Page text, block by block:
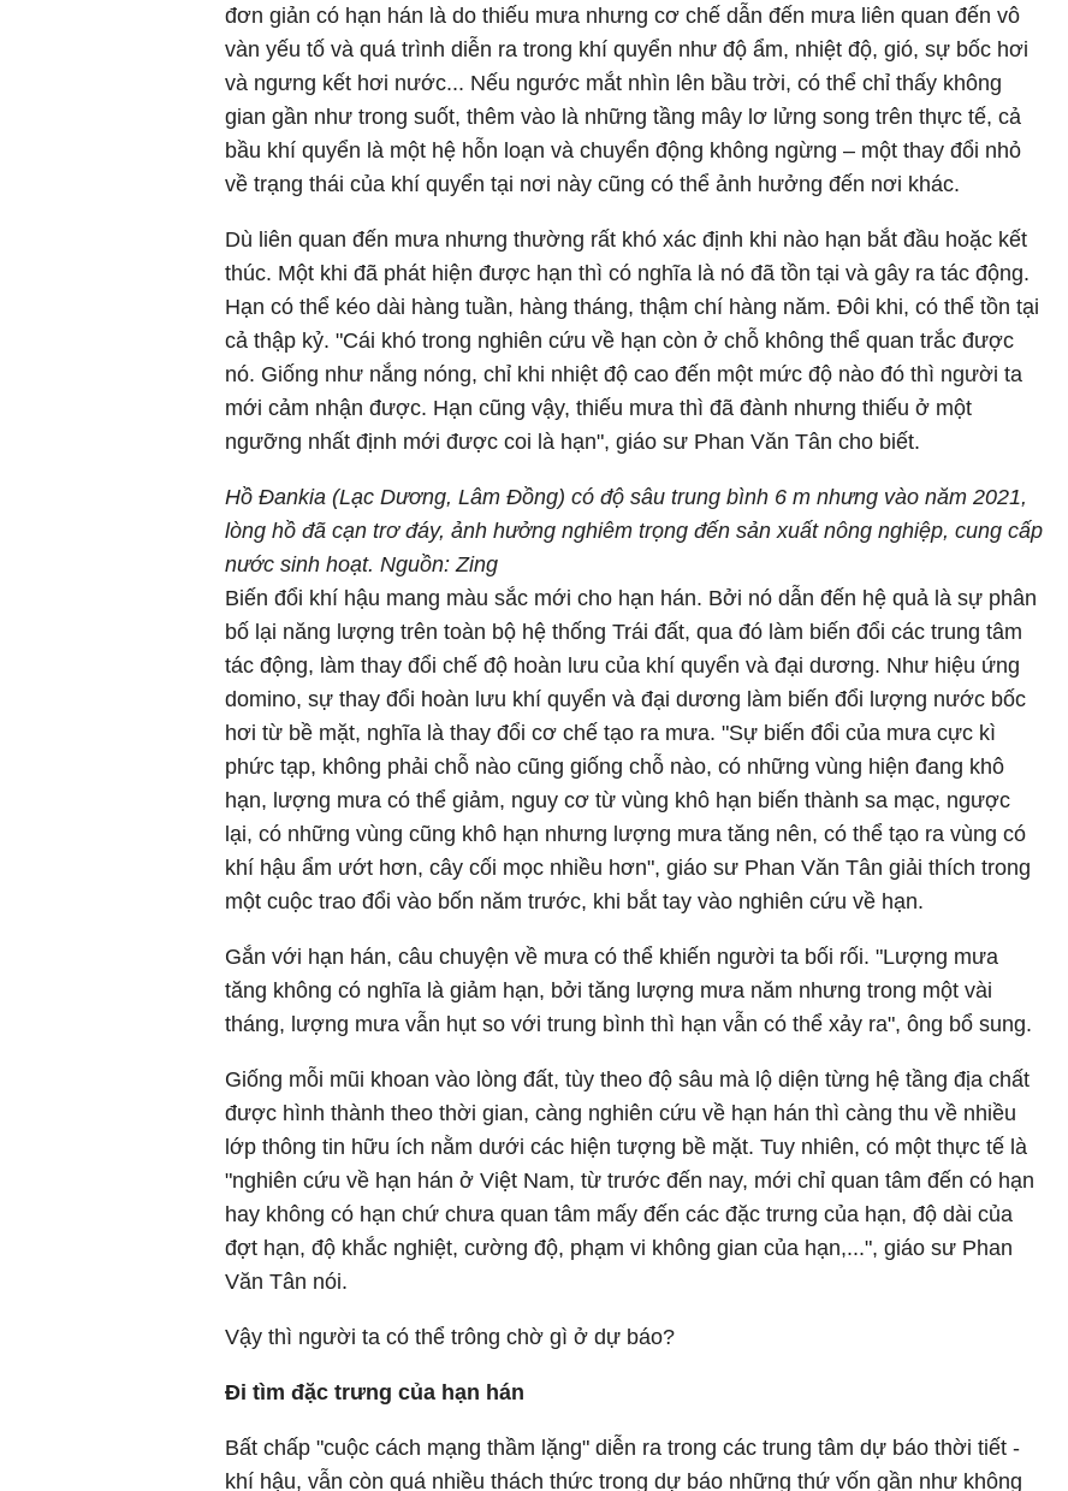
đơn giản có hạn hán là do thiếu mưa nhưng cơ chế dẫn đến mưa liên quan đến vô
vàn yếu tố và quá trình diễn ra trong khí quyển như độ ẩm, nhiệt độ, gió, sự bốc hơi
và ngưng kết hơi nước... Nếu ngước mắt nhìn lên bầu trời, có thể chỉ thấy không
gian gần như trong suốt, thêm vào là những tầng mây lơ lửng song trên thực tế, cả
bầu khí quyển là một hệ hỗn loạn và chuyển động không ngừng – một thay đổi nhỏ
về trạng thái của khí quyển tại nơi này cũng có thể ảnh hưởng đến nơi khác.
Dù liên quan đến mưa nhưng thường rất khó xác định khi nào hạn bắt đầu hoặc kết
thúc. Một khi đã phát hiện được hạn thì có nghĩa là nó đã tồn tại và gây ra tác động.
Hạn có thể kéo dài hàng tuần, hàng tháng, thậm chí hàng năm. Đôi khi, có thể tồn tại
cả thập kỷ. "Cái khó trong nghiên cứu về hạn còn ở chỗ không thể quan trắc được
nó. Giống như nắng nóng, chỉ khi nhiệt độ cao đến một mức độ nào đó thì người ta
mới cảm nhận được. Hạn cũng vậy, thiếu mưa thì đã đành nhưng thiếu ở một
ngưỡng nhất định mới được coi là hạn", giáo sư Phan Văn Tân cho biết.
Hồ Đankia (Lạc Dương, Lâm Đồng) có độ sâu trung bình 6 m nhưng vào năm 2021,
lòng hồ đã cạn trơ đáy, ảnh hưởng nghiêm trọng đến sản xuất nông nghiệp, cung cấp
nước sinh hoạt. Nguồn: Zing
Biến đổi khí hậu mang màu sắc mới cho hạn hán. Bởi nó dẫn đến hệ quả là sự phân
bố lại năng lượng trên toàn bộ hệ thống Trái đất, qua đó làm biến đổi các trung tâm
tác động, làm thay đổi chế độ hoàn lưu của khí quyển và đại dương. Như hiệu ứng
domino, sự thay đổi hoàn lưu khí quyển và đại dương làm biến đổi lượng nước bốc
hơi từ bề mặt, nghĩa là thay đổi cơ chế tạo ra mưa. "Sự biến đổi của mưa cực kì
phức tạp, không phải chỗ nào cũng giống chỗ nào, có những vùng hiện đang khô
hạn, lượng mưa có thể giảm, nguy cơ từ vùng khô hạn biến thành sa mạc, ngược
lại, có những vùng cũng khô hạn nhưng lượng mưa tăng nên, có thể tạo ra vùng có
khí hậu ẩm ướt hơn, cây cối mọc nhiều hơn", giáo sư Phan Văn Tân giải thích trong
một cuộc trao đổi vào bốn năm trước, khi bắt tay vào nghiên cứu về hạn.
Gắn với hạn hán, câu chuyện về mưa có thể khiến người ta bối rối. "Lượng mưa
tăng không có nghĩa là giảm hạn, bởi tăng lượng mưa năm nhưng trong một vài
tháng, lượng mưa vẫn hụt so với trung bình thì hạn vẫn có thể xảy ra", ông bổ sung.
Giống mỗi mũi khoan vào lòng đất, tùy theo độ sâu mà lộ diện từng hệ tầng địa chất
được hình thành theo thời gian, càng nghiên cứu về hạn hán thì càng thu về nhiều
lớp thông tin hữu ích nằm dưới các hiện tượng bề mặt. Tuy nhiên, có một thực tế là
"nghiên cứu về hạn hán ở Việt Nam, từ trước đến nay, mới chỉ quan tâm đến có hạn
hay không có hạn chứ chưa quan tâm mấy đến các đặc trưng của hạn, độ dài của
đợt hạn, độ khắc nghiệt, cường độ, phạm vi không gian của hạn,...", giáo sư Phan
Văn Tân nói.
Vậy thì người ta có thể trông chờ gì ở dự báo?
Đi tìm đặc trưng của hạn hán
Bất chấp "cuộc cách mạng thầm lặng" diễn ra trong các trung tâm dự báo thời tiết -
khí hậu, vẫn còn quá nhiều thách thức trong dự báo những thứ vốn gần như không